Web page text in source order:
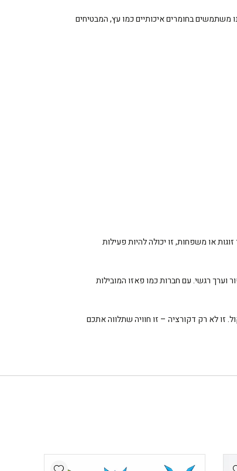
משתמשים בחומרים איכותיים כמו עץ, המבטיחים
או משפחות, זו יכולה להיות פעילות
וערך רגשי. עם חברות כמו פאזו המובילות
לא רק דקורציה – זו חוויה שתלווה אתכם
Add
Add wishlist